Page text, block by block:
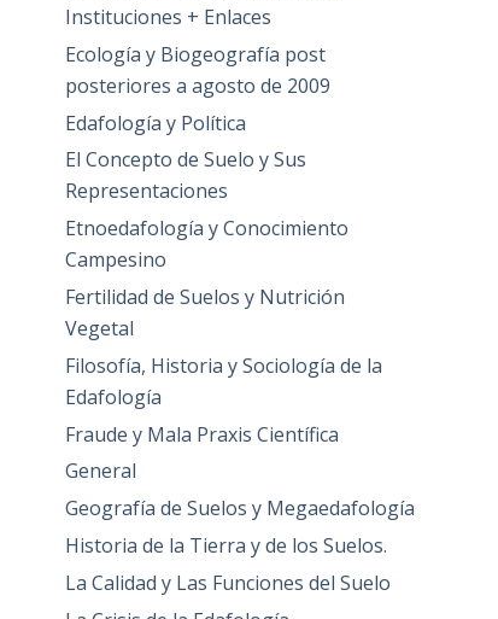
Instituciones + Enlaces
Ecología y Biogeografía post
posteriores a agosto de 2009
Edafología y Política
El Concepto de Suelo y Sus
Representaciones
Etnoedafología y Conocimiento
Campesino
Fertilidad de Suelos y Nutrición
Vegetal
Filosofía, Historia y Sociología de la
Edafología
Fraude y Mala Praxis Científica
General
Geografía de Suelos y Megaedafología
Historia de la Tierra y de los Suelos.
La Calidad y Las Funciones del Suelo